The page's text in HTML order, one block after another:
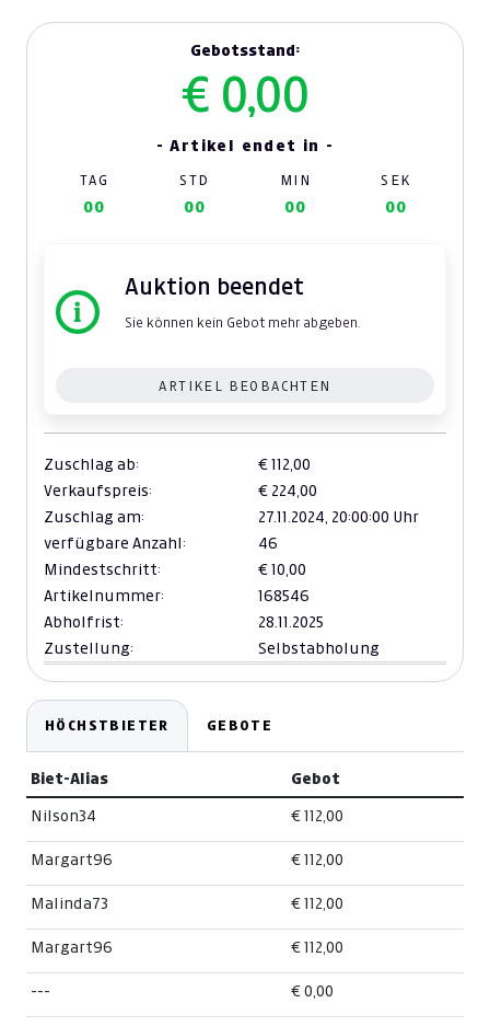
Gebotsstand:
€ 0,00
- Artikel endet in -
TAG STD MIN SEK
00 00 00 00
Auktion beendet
Sie können kein Gebot mehr abgeben.
ARTIKEL BEOBACHTEN
Zuschlag ab:
€ 112,00
Verkaufspreis:
€ 224,00
Zuschlag am:
27.11.2024, 20:00:00 Uhr
verfügbare Anzahl:
46
Mindestschritt:
€ 10,00
Artikelnummer:
168546
Abholfrist:
28.11.2025
Zustellung:
Selbstabholung
HÖCHSTBIETER GEBOTE
Biet-Alias Gebot
Nilson34 € 112,00
Margart96 € 112,00
Malinda73 € 112,00
Margart96 € 112,00
--- € 0,00